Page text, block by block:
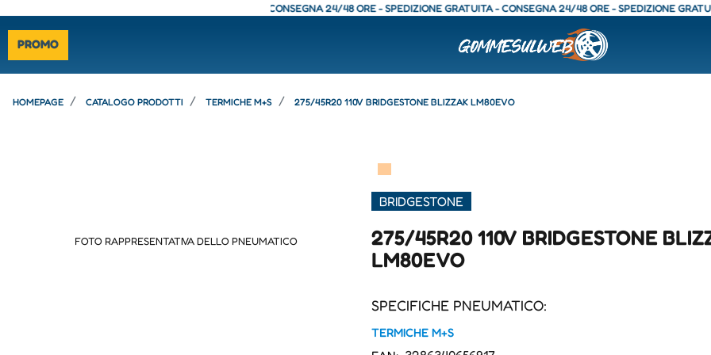
CONSEGNA 24/48 ORE - SPEDIZIONE GRATUITA - CONSEGNA 24/48 ORE - SPEDIZIONE GRATUITA - CONSEGNA 24/48 ORE - SPEDIZIONE
PROMO
HOMEPAGE CATALOGO PRODOTTI TERMICHE M+S 275/45R20 110V BRIDGESTONE BLIZZAK LM80EVO
FOTO RAPPRESENTATIVA DELLO PNEUMATICO
▀
BRIDGESTONE
275/45R20 110V BRIDGESTONE
LM80EVO
SPECIFICHE PNEUMATICO:
TERMICHE M+S